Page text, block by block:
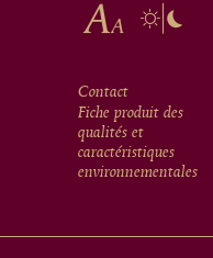
Contact
Fiche produit des
qualités et
caractéristiques
environnementales